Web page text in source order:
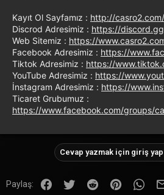
Kayıt Ol Sayfamız : http://
Discrod Adresimiz : https://
Web Sitemiz : https://
Facebook Adresimiz : https://
Tiktok Adresimiz : https://
YouTube Adresimiz : https://
İnstagram Adresimiz : https://
Ticaret Grubumuz :
https://www.facebook.com/groups/
Cevap yazmak için giriş yap
Paylaş: FacebookTwitter Reddit Pinterest